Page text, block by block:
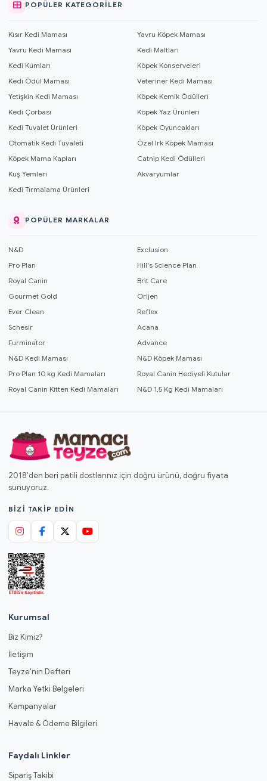
POPÜLER KATEGORILER
Kısır Kedi Maması
Yavru Köpek Maması
Yavru Kedi Maması
Kedi Maltları
Kedi Kumları
Köpek Konserveleri
Kedi Ödül Maması
Veteriner Kedi Maması
Yetişkin Kedi Maması
Köpek Kemik Ödülleri
Kedi Çorbası
Köpek Yaz Ürünleri
Kedi Tuvalet Ürünleri
Köpek Oyuncakları
Otomatik Kedi Tuvaleti
Özel Irk Köpek Maması
Köpek Mama Kapları
Catnip Kedi Ödülleri
Kuş Yemleri
Akvaryumlar
Kedi Tırmalama Ürünleri
POPÜLER MARKALAR
N&D
Exclusion
Pro Plan
Hill's Science Plan
Royal Canin
Brit Care
Gourmet Gold
Orijen
Ever Clean
Reflex
Schesir
Acana
Furminator
Advance
N&D Kedi Maması
N&D Köpek Maması
Pro Plan 10 kg Kedi Mamaları
Royal Canin Hediyeli Kutular
Royal Canin Kitten Kedi Mamaları
N&D 1,5 Kg Kedi Mamaları
2018'den beri patili dostlarınız için doğru ürünü, doğru fiyata
sunuyoruz.
BIZI TAKIP EDIN
Kurumsal
Biz Kimiz?
İletişim
Teyze'nin Defteri
Marka Yetki Belgeleri
Kampanyalar
Havale & Ödeme Bilgileri
Faydalı Linkler
Sipariş Takibi